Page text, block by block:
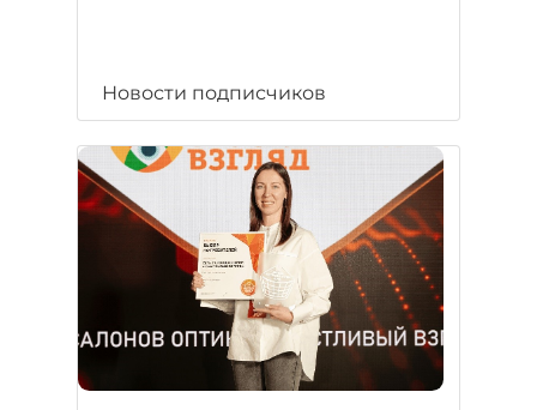
Новости подписчиков